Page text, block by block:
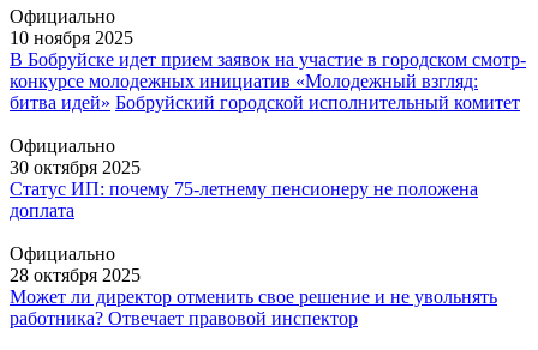
Официально
10 ноября 2025
В Бобруйске идет прием заявок на участие в городском смотр-
конкурсе молодежных инициатив «Молодежный взгляд:
битва идей» Бобруйский городской исполнительный комитет
Официально
30 октября 2025
Статус ИП: почему 75-летнему пенсионеру не положена
доплата
Официально
28 октября 2025
Может ли директор отменить свое решение и не увольнять
работника? Отвечает правовой инспектор